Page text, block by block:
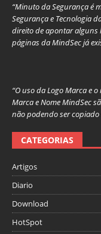
“Minuto da Segurança é
Segurança e Tecnologia
direito de apontar alguns
páginas da MindSec já
“O uso da Logo Marca e
Marca e Nome MindSec
não podendo ser
CATEGORIAS
Artigos
Diario
Download
HotSpot